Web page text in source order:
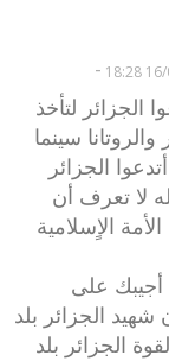
16/
-
الجزائر لتأخذ
سينما
الجزائر
لا تعرف أن
الاٍسلامية
أجيبك على
الجزائر بلد
الجزائر بلد